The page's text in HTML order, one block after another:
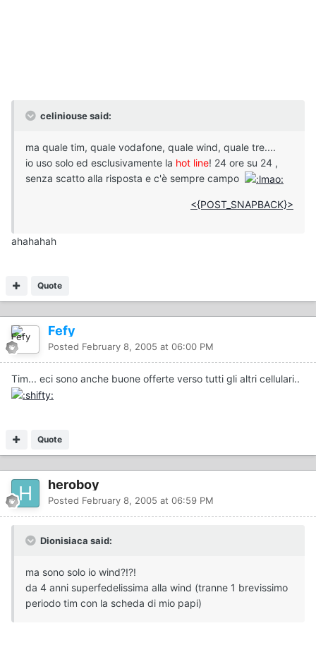
celiniouse said:
ma quale tim, quale vodafone, quale wind, quale tre....
io uso solo ed esclusivamente la hot line! 24 ore su 24 ,
senza scatto alla risposta e c'è sempre campo
<{POST_SNAPBACK}>
ahahahah
Quote
Fefy
Posted February 8, 2005 at 06:00 PM
Tim... eci sono anche buone offerte verso tutti gli altri cellulari..
Quote
heroboy
Posted February 8, 2005 at 06:59 PM
Dionisiaca said:
ma sono solo io wind?!?!
da 4 anni superfedelissima alla wind (tranne 1 brevissimo
periodo tim con la scheda di mio papi)